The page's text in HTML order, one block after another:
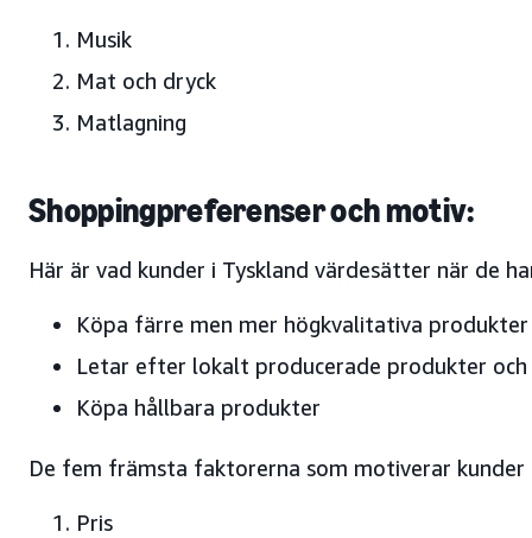
Musik
Mat och dryck
Matlagning
Shoppingpreferenser och motiv:
Här är vad kunder i Tyskland värdesätter när de
Köpa färre men mer högkvalitativa produkter
Letar efter lokalt producerade produkter
Köpa hållbara produkter
De fem främsta faktorerna som motiverar kunder
Pris